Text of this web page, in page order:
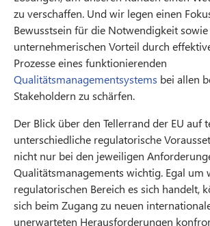
zu verschaffen. Und wir legen einen
Bewusstsein für die Notwendigkeit
unternehmerischen Vorteil durch
Prozesse eines funktionierenden
Qualitätsmanagementsystems bei allen
Stakeholdern zu schärfen.
Der Blick über den Tellerrand der EU auf
unterschiedliche regulatorische
nicht nur bei den jeweiligen
Qualitätsmanagements wichtig. Egal um
regulatorischen Bereich es sich handelt,
sich beim Zugang zu neuen
unerwarteten Herausforderungen